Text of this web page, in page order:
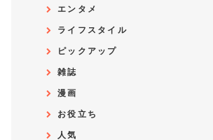
エンタメ
ライフスタイル
ピックアップ
雑誌
漫画
お役立ち
人気